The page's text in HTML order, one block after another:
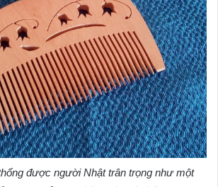
được người Nhật trân trọng như một